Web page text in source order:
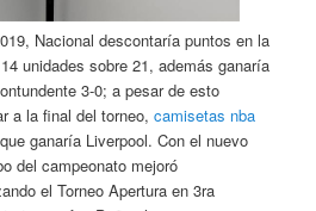
Nacional descontaría puntos en la
unidades sobre 21, además ganaría
3-0; a pesar de esto
a la final del torneo,camisetas nba
que ganaría Liverpool. Con el nuevo
del campeonato mejoró
el Torneo Apertura en 3ra